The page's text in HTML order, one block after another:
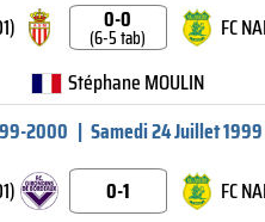
0-0
(6-5 tab)
FC
Stéphane MOULIN
2000 | Samedi 24 Juillet
0-1
FC